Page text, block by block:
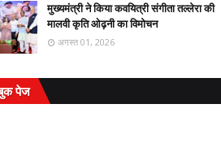
मुख्यमंत्री ने किया कवयित्री संगीता तल्लेरा की
मालवी कृति ओढ़नी का विमोचन
अगस्त 01, 2026
पेज